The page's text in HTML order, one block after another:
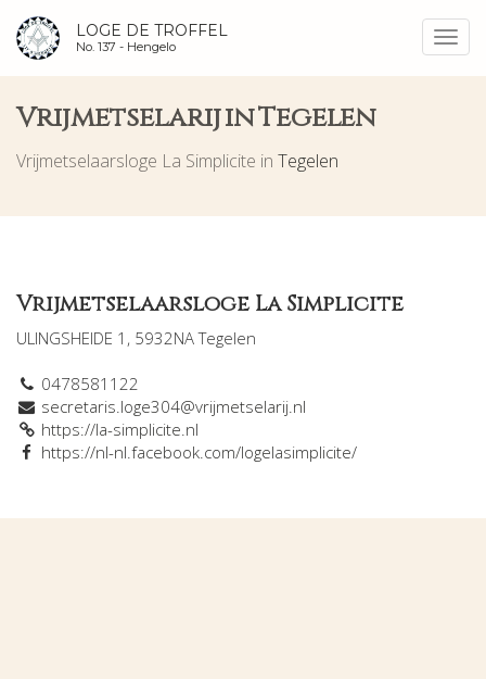
LOGE DE TROFFEL
No. 137 - Hengelo
Vrijmetselarij in Tegelen
Vrijmetselaarsloge La Simplicite in Tegelen
Vrijmetselaarsloge La Simplicite
ULINGSHEIDE 1, 5932NA Tegelen
0478581122
secretaris.loge304@vrijmetselarij.nl
https://la-simplicite.nl
https://nl-nl.facebook.com/logelasimplicite/